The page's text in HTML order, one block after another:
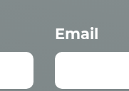
Email